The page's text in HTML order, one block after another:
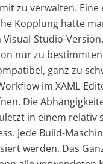
zu verwalten. Eine
Kopplung hatte
Studio-
nur zu
ganz zu
im XAML-
Die
in einem relativ
Jede Build-
werden. Das